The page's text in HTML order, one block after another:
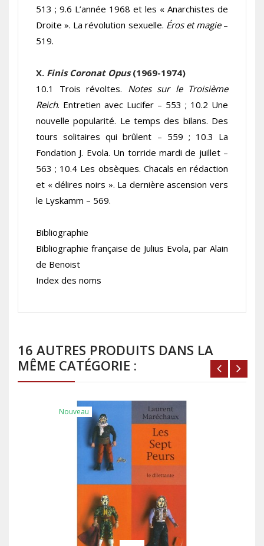
513 ; 9.6 L’année 1968 et les « Anarchistes de
Droite ». La révolution sexuelle. Éros et magie–
519.
X. Finis Coronat Opus(1969-1974)
10.1 Trois révoltes. Notes sur le Troisième
Reich. Entretien avec Lucifer – 553 ; 10.2 Une
nouvelle popularité. Le temps des bilans. Des
tours solitaires qui brûlent – 559 ; 10.3 La
Fondation J. Evola. Un torride mardi de juillet –
563 ; 10.4 Les obsèques. Chacals en rédaction
et « délires noirs ». La dernière ascension vers
le Lyskamm – 569.
Bibliographie
Bibliographie française de Julius Evola, par Alain
de Benoist
Index des noms
16 AUTRES PRODUITS DANS LA
MÊME CATÉGORIE :
Nouveau